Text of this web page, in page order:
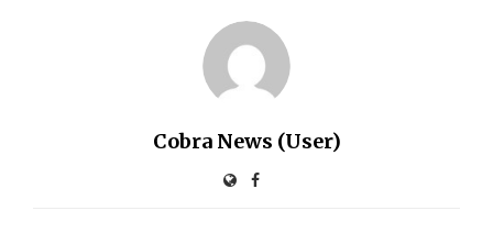
Cobra News (User)